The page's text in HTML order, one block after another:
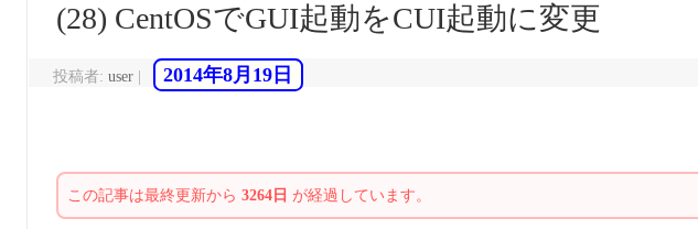
(28) CentOSでGUI起動をCUI起動に変更
投稿者: user 2014年8月19日
この記事は最終更新から 3264日 が経過しています。